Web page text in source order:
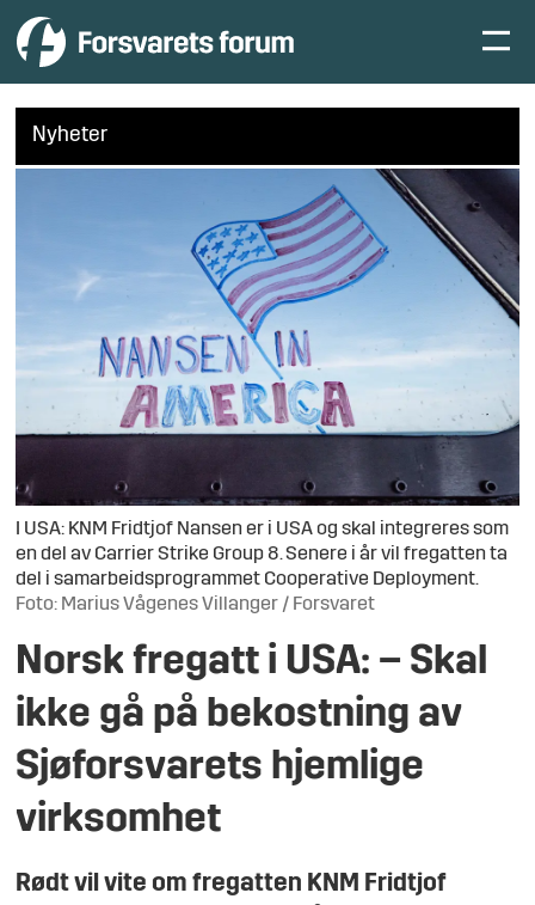
Nyheter
I USA: KNM Fridtjof Nansen er i USA og skal integreres som
en del av Carrier Strike Group 8. Senere i år vil fregatten ta
del i samarbeidsprogrammet Cooperative Deployment.
Foto: Marius Vågenes Villanger / Forsvaret
Norsk fregatt i USA: – Skal
ikke gå på bekostning av
Sjøforsvarets hjemlige
virksomhet
Rødt vil vite om fregatten KNM Fridtjof